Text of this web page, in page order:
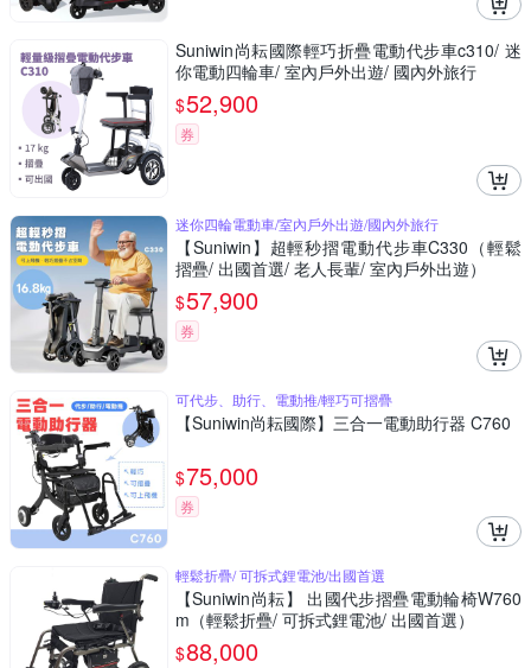
Suniwin尚耘國際輕巧折疊電動代步車c310/ 迷
你電動四輪車/ 室內戶外出遊/ 國內外旅行
$52,900
券
迷你四輪電動車/室內戶外出遊/國內外旅行
【Suniwin】超輕秒摺電動代步車C330（輕鬆
摺疊/ 出國首選/ 老人長輩/ 室內戶外出遊）
$57,900
券
可代步、助行、電動推/輕巧可摺疊
【Suniwin尚耘國際】三合一電動助行器 C760
$75,000
券
輕鬆折疊/ 可拆式鋰電池/出國首選
【Suniwin尚耘】 出國代步摺疊電動輪椅W760
m（輕鬆折疊/ 可拆式鋰電池/ 出國首選）
$88,000